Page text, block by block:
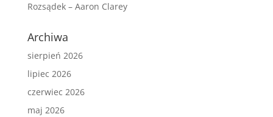
Rozsądek – Aaron Clarey
Archiwa
sierpień 2026
lipiec 2026
czerwiec 2026
maj 2026